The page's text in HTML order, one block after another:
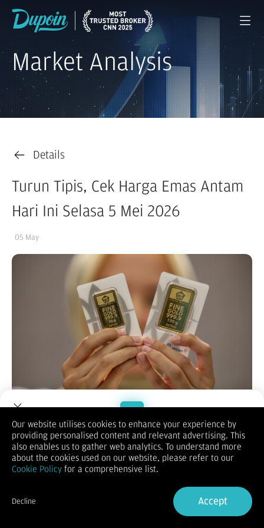
Market Analysis
Details
Turun Tipis, Cek Harga Emas Antam
Hari Ini Selasa 5 Mei 2026
05 May
Bisnis.com, JAKARTA - Harga emas Antam di perdagangan
Pegadaian hari ini Selasa (5/5/2026) mengalami sedikit
penurunan dibandingkan kemarin.
Per gramnya, Antam membanderol dengan harga
Rp2.907.000, di mana angka ini turun seribu dari Rp2.908.000
Kemudian untuk berat paling rendah yakni 0,5 gram
dibanderol dengan harga yang sama seperti kemarin yakni
Welcome to Dupoin.
Trade with a Trusted Broker
Sign in
Our website utilises cookies to enhance your experience by
providing personalised content and relevant advertising. This
also enables us to gather web analytics. To understand more
about the cookies used on our website, please refer to our
Cookie Policy for a comprehensive list.
Decline Accept